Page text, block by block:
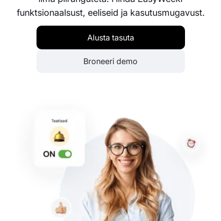
funktsionaalsust, eeliseid ja kasutusmugavust.
Alusta tasuta
Broneeri demo